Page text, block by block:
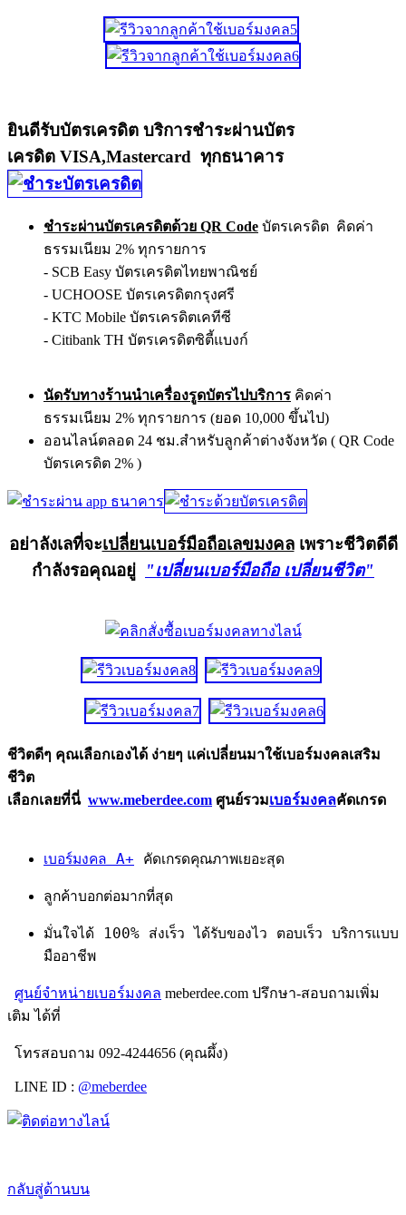
ยินดีรับบัตรเครดิต บริการชำระผ่านบัตร
เครดิต VISA,Mastercard ทุกธนาคาร
ชำระผ่านบัตรเครดิตด้วย QR Code บัตรเครดิต คิดค่า
ธรรมเนียม 2% ทุกรายการ
- SCB Easy บัตรเครดิตไทยพาณิชย์
- UCHOOSE บัตรเครดิตกรุงศรี
- KTC Mobile บัตรเครดิตเคทีซี
- Citibank TH บัตรเครดิตซิตี้แบงก์
นัดรับทางร้านนำเครื่องรูดบัตรไปบริการ คิดค่า
ธรรมเนียม 2% ทุกรายการ (ยอด 10,000 ขึ้นไป)
ออนไลน์ตลอด 24 ชม.สำหรับลูกค้าต่างจังหวัด ( QR Code
บัตรเครดิต 2% )
อย่าลังเลที่จะเปลี่ยนเบอร์มือถือเลขมงคลเพราะชีวิตดีดี
กำลังรอคุณอยู่
"เปลี่ยนเบอร์มือถือ เปลี่ยนชีวิต"
ชีวิตดีๆ คุณเลือกเองได้ ง่ายๆ แค่เปลี่ยนมาใช้เบอร์มงคลเสริม
ชีวิต
เลือกเลยที่นี่ www.meberdee.com ศูนย์รวมเบอร์มงคลคัดเกรด
เบอร์มงคล A+ คัดเกรดคุณภาพเยอะสุด
ลูกค้าบอกต่อมากที่สุด
มั่นใจได้ 100% ส่งเร็ว ได้รับของไว ตอบเร็ว บริการแบบ
มืออาชีพ
ศูนย์จำหน่ายเบอร์มงคล meberdee.com ปรึกษา-สอบถามเพิ่ม
เติม ได้ที่
โทรสอบถาม 092-4244656 (คุณผึ้ง)
LINE ID : @meberdee
กลับสู่ด้านบน